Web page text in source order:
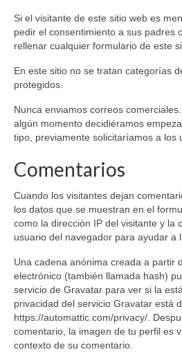
Si el visitante de este sitio web es
pedir el consentimiento a sus padres
rellenar cualquier formulario de este
En este sitio no se tratan categorías
protegidos.
Nunca enviamos correos
algún momento decidiéramos
tipo, previamente solicitaríamos a los
Comentarios
Cuando los visitantes dejan
los datos que se muestran en el
como la dirección IP del visitante y la
usuario del navegador para ayudar a
Una cadena anónima creada a partir
electrónico (también llamada hash)
servicio de Gravatar para ver si la
privacidad del servicio Gravatar está
https://automattic.com/privacy/.
comentario, la imagen de tu perfil es
contexto de su comentario.